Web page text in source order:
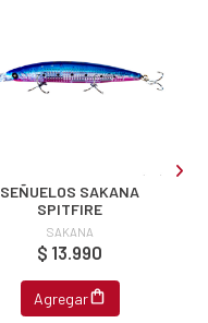
SEÑUELOS SAKANA
SPITFIRE
SAKANA
$ 13.990
Agregar